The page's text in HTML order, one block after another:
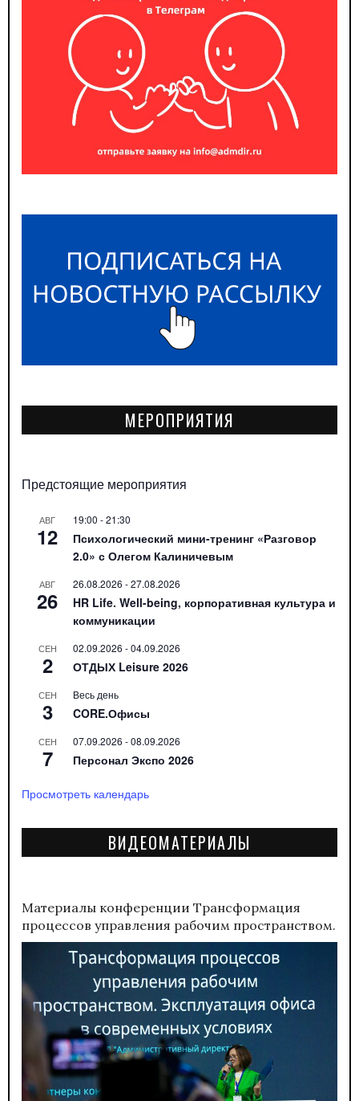
МЕРОПРИЯТИЯ
Предстоящие мероприятия
АВГ
12
19:00 -21:30
Психологический мини-тренинг «Разговор
2.0» с Олегом Калиничевым
АВГ
26
26.08.2026 -27.08.2026
HR Life. Well-being, корпоративная культура и
коммуникации
СЕН
2
02.09.2026 -04.09.2026
ОТДЫХ Leisure 2026
СЕН
3
Весь день
CORE.Офисы
СЕН
7
07.09.2026 -08.09.2026
Персонал Экспо 2026
Просмотреть календарь
ВИДЕОМАТЕРИАЛЫ
Материалы конференции Трансформация
процессов управления рабочим пространством.